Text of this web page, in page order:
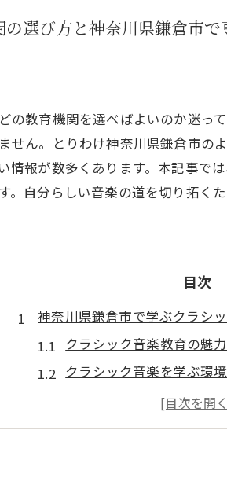
選び方と神奈川県鎌倉市で
の教育機関を選べばよいのか迷
せん。とりわけ神奈川県鎌倉市の
情報が数多くあります。本記事で
自分らしい音楽の道を切り拓く
目次
神奈川県鎌倉市で学ぶクラシ
クラシック音楽教育の魅
クラシック音楽を学ぶ環
教育機関が提供するクラ
クラシック音楽教育機関